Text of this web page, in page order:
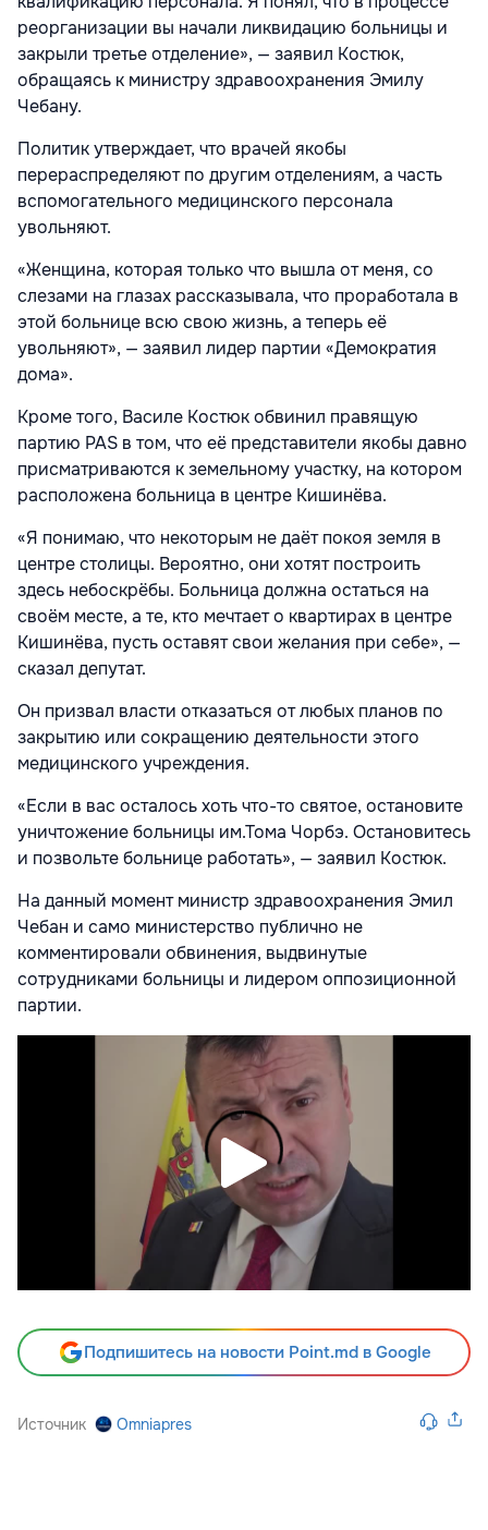
реорганизации вы начали ликвидацию больницы и
закрыли третье отделение», — заявил Костюк,
обращаясь к министру здравоохранения Эмилу
Чебану.
Политик утверждает, что врачей якобы
перераспределяют по другим отделениям, а часть
вспомогательного медицинского персонала
увольняют.
«Женщина, которая только что вышла от меня, со
слезами на глазах рассказывала, что проработала в
этой больнице всю свою жизнь, а теперь её
увольняют», — заявил лидер партии «Демократия
дома».
Кроме того, Василе Костюк обвинил правящую
партию PAS в том, что её представители якобы давно
присматриваются к земельному участку, на котором
расположена больница в центре Кишинёва.
«Я понимаю, что некоторым не даёт покоя земля в
центре столицы. Вероятно, они хотят построить
здесь небоскрёбы. Больница должна остаться на
своём месте, а те, кто мечтает о квартирах в центре
Кишинёва, пусть оставят свои желания при себе», —
сказал депутат.
Он призвал власти отказаться от любых планов по
закрытию или сокращению деятельности этого
медицинского учреждения.
«Если в вас осталось хоть что-то святое, остановите
уничтожение больницы им.Тома Чорбэ. Остановитесь
и позвольте больнице работать», — заявил Костюк.
На данный момент министр здравоохранения Эмил
Чебан и само министерство публично не
комментировали обвинения, выдвинутые
сотрудниками больницы и лидером оппозиционной
партии.
Подпишитесь на новости Point.md в Google
Источник Omniapres